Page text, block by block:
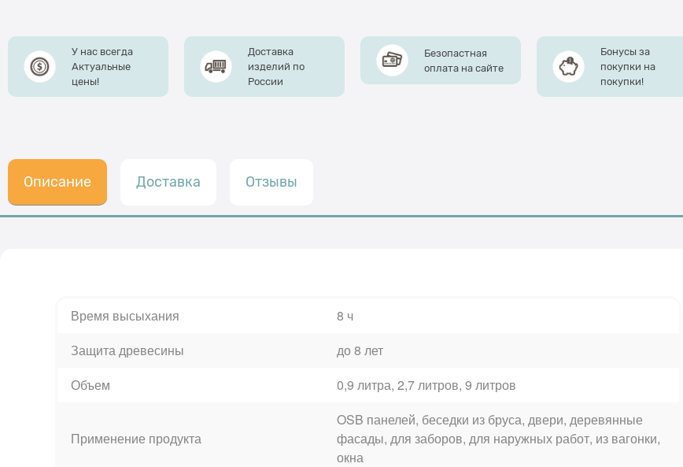
У нас всегда
Актуальные
цены!
Доставка
изделий по
России
Безопастная
оплата на сайте
Бонусы за
покупки на
покупки!
Описание Доставка Отзывы
Время высыхания
8 ч
Защита древесины
до 8 лет
Объем
0,9 литра, 2,7 литров, 9 литров
Применение продукта
OSB панелей, беседки из бруса, двери, деревянные
фасады, для заборов, для наружных работ, из вагонки,
окна